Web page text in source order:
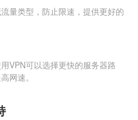
量类型，防止限速，提供更好的
VPN可以选择更快的服务器路
网速。